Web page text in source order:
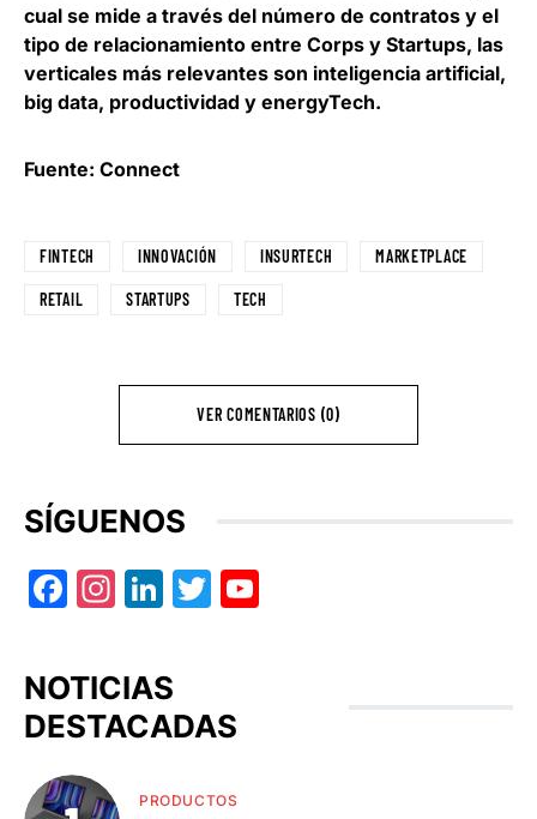
cual se mide a través del número de contratos y el
tipo de relacionamiento entre Corps y Startups, las
verticales más relevantes son inteligencia artificial,
big data, productividad y energyTech.
Fuente: Connect
FINTECH INNOVACIÓN INSURTECH MARKETPLACE
RETAIL STARTUPS TECH
VER COMENTARIOS (0)
SÍGUENOS
Facebook
Instagram
LinkedIn
Twitter
NOTICIAS
DESTACADAS
PRODUCTOS